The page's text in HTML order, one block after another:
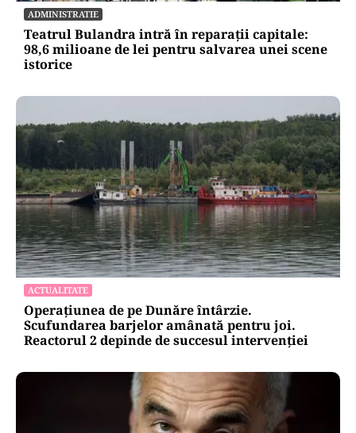
ADMINISTRATIE
Teatrul Bulandra intră în reparații capitale:
98,6 milioane de lei pentru salvarea unei scene
istorice
ACTUALITATE
Operațiunea de pe Dunăre întârzie.
Scufundarea barjelor amânată pentru joi.
Reactorul 2 depinde de succesul intervenției